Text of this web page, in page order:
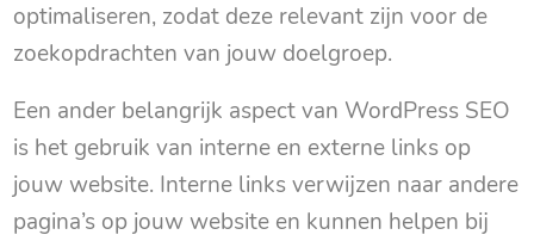
optimaliseren, zodat deze relevant zijn voor de
zoekopdrachten van jouw doelgroep.
Een ander belangrijk aspect van WordPress SEO
is het gebruik van interne en externe links op
jouw website. Interne links verwijzen naar andere
pagina’s op jouw website en kunnen helpen bij